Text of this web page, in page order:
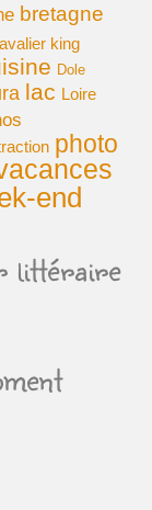
bretagne
king
Dole
lac Loire
photo
end
littéraire